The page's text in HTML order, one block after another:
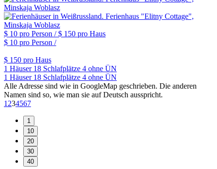
$ 10 pro Person /$ 150 pro Haus
$ 10 pro Person /
$ 150 pro Haus
1 Häuser 18 Schlafplätze 4 ohne ÜN
1 Häuser 18 Schlafplätze 4 ohne ÜN
Alle Adresse sind wie in GoogleMap geschrieben. Die anderen
Namen sind so, wie man sie auf Deutsch ausspricht.
1 234567